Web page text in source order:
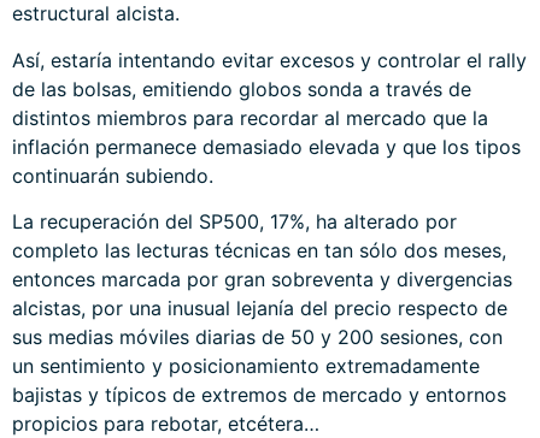
estructural alcista.
Así, estaría intentando evitar excesos y controlar el rally
de las bolsas, emitiendo globos sonda a través de
distintos miembros para recordar al mercado que la
inflación permanece demasiado elevada y que los tipos
continuarán subiendo.
La recuperación del SP500, 17%, ha alterado por
completo las lecturas técnicas en tan sólo dos meses,
entonces marcada por gran sobreventa y divergencias
alcistas, por una inusual lejanía del precio respecto de
sus medias móviles diarias de 50 y 200 sesiones, con
un sentimiento y posicionamiento extremadamente
bajistas y típicos de extremos de mercado y entornos
propicios para rebotar, etcétera…